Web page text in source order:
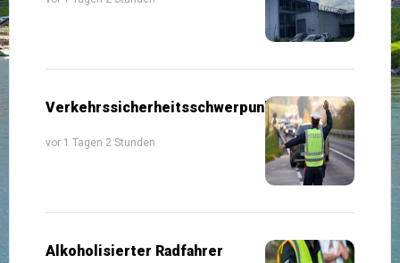
Verkehrssicherheitsschwerpunkte
vor 1 Tagen 2 Stunden
Alkoholisierter Radfahrer